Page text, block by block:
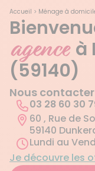
Accueil > Ménage à
agence à
(59140)
Nous contacter
03 28 60 30
60 , Rue de
59140
Lundi au
Je découvre les